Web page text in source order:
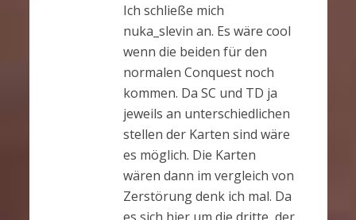
Ich schließe mich
nuka_slevin an. Es wäre cool
wenn die beiden für den
normalen Conquest noch
kommen. Da SC und TD ja
jeweils an unterschiedlichen
stellen der Karten sind wäre
es möglich. Die Karten
wären dann im vergleich von
Zerstörung denk ich mal. Da